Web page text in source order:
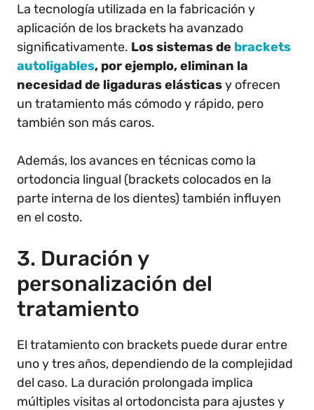
La tecnología utilizada en la fabricación y
aplicación de los brackets ha avanzado
significativamente. Los sistemas de brackets
autoligables, por ejemplo, eliminan la
necesidad de ligaduras elásticasy ofrecen
un tratamiento más cómodo y rápido, pero
también son más caros.
Además, los avances en técnicas como la
ortodoncia lingual (brackets colocados en la
parte interna de los dientes) también influyen
en el costo.
3. Duración y
personalización del
tratamiento
El tratamiento con brackets puede durar entre
uno y tres años, dependiendo de la complejidad
del caso. La duración prolongada implica
múltiples visitas al ortodoncista para ajustes y